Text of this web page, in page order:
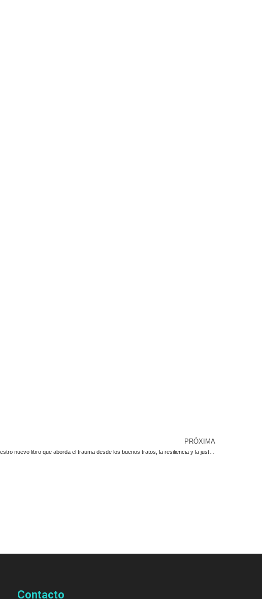
PRÓXIMA
“Traumaterapia Sistémica®”: nuestro nuevo libro que aborda el trauma desde los buenos tratos, la resiliencia y la justicia social
Contacto